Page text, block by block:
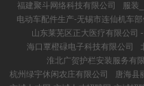
福建聚斗网络科技有限公司
服装
电动车配件生产-无锡市连仙机车部
山东莱芜区正大医疗有限公司
海口覃橙碌电子科技有限公司
淮北广贺护栏安装服务有
杭州绿宇休闲农庄有限公司
唐海县